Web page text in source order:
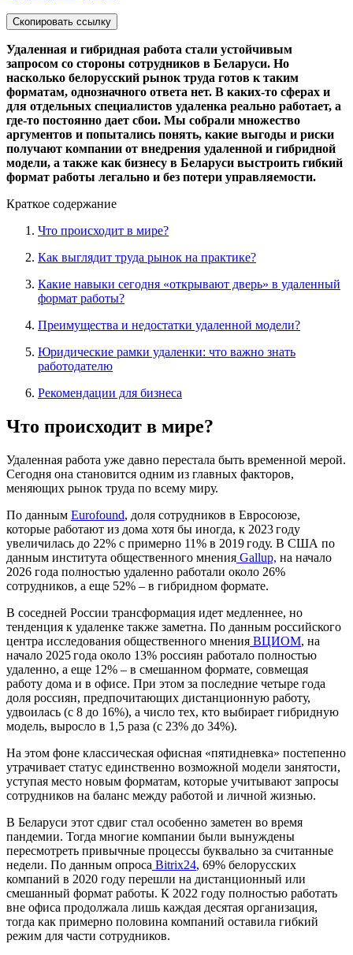
Скопировать ссылку
Удаленная и гибридная работа стали устойчивым
запросом со стороны сотрудников в Беларуси. Но
насколько белорусский рынок труда готов к таким
форматам, однозначного ответа нет. В каких-то сферах и
для отдельных специалистов удаленка реально работает, а
где-то постоянно дает сбои. Мы собрали множество
аргументов и попытались понять, какие выгоды и риски
получают компании от внедрения удаленной и гибридной
модели, а также как бизнесу в Беларуси выстроить гибкий
формат работы легально и без потери управляемости.
Краткое содержание
Что происходит в мире?
Как выглядит труда рынок на практике?
Какие навыки сегодня «открывают дверь» в удаленный
формат работы?
Преимущества и недостатки удаленной модели?
Юридические рамки удаленки: что важно знать
работодателю
Рекомендации для бизнеса
Что происходит в мире?
Удаленная работа уже давно перестала быть временной мерой.
Сегодня она становится одним из главных факторов,
меняющих рынок труда по всему миру.
По данным Eurofound, доля сотрудников в Евросоюзе,
которые работают из дома хотя бы иногда, к 2023 году
увеличилась до 22% с примерно 11% в 2019 году. В США по
данным института общественного мнения Gallup, на начало
2026 года полностью удаленно работали около 26%
сотрудников, а еще 52% – в гибридном формате.
В соседней России трансформация идет медленнее, но
тенденция к удаленке также заметна. По данным российского
центра исследования общественного мнения ВЦИОМ, на
начало 2025 года около 13% россиян работало полностью
удаленно, а еще 12% – в смешанном формате, совмещая
работу дома и в офисе. При этом за последние четыре года
доля россиян, предпочитающих дистанционную работу,
удвоилась (с 8 до 16%), а число тех, кто выбирает гибридную
модель, выросло в 1,5 раза (с 23% до 34%).
На этом фоне классическая офисная «пятидневка» постепенно
утрачивает статус единственно возможной модели занятости,
уступая место новым форматам, которые учитывают запросы
сотрудников на баланс между работой и личной жизнью.
В Беларуси этот сдвиг стал особенно заметен во время
пандемии. Тогда многие компании были вынуждены
пересмотреть привычные процессы буквально за считанные
недели. По данным опроса Bitrix24, 69% белорусских
компаний в 2020 году перешли на дистанционный или
смешанный формат работы. К 2022 году полностью работать
вне офиса продолжала лишь каждая десятая организация,
тогда как примерно половина компаний оставила гибкий
режим для части сотрудников.